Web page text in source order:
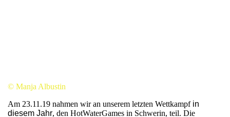
© Manja Albustin
Am 23.11.19 nahmen wir an unserem letzten Wettkampf in
diesem Jahr, den HotWaterGames in Schwerin, teil. Die